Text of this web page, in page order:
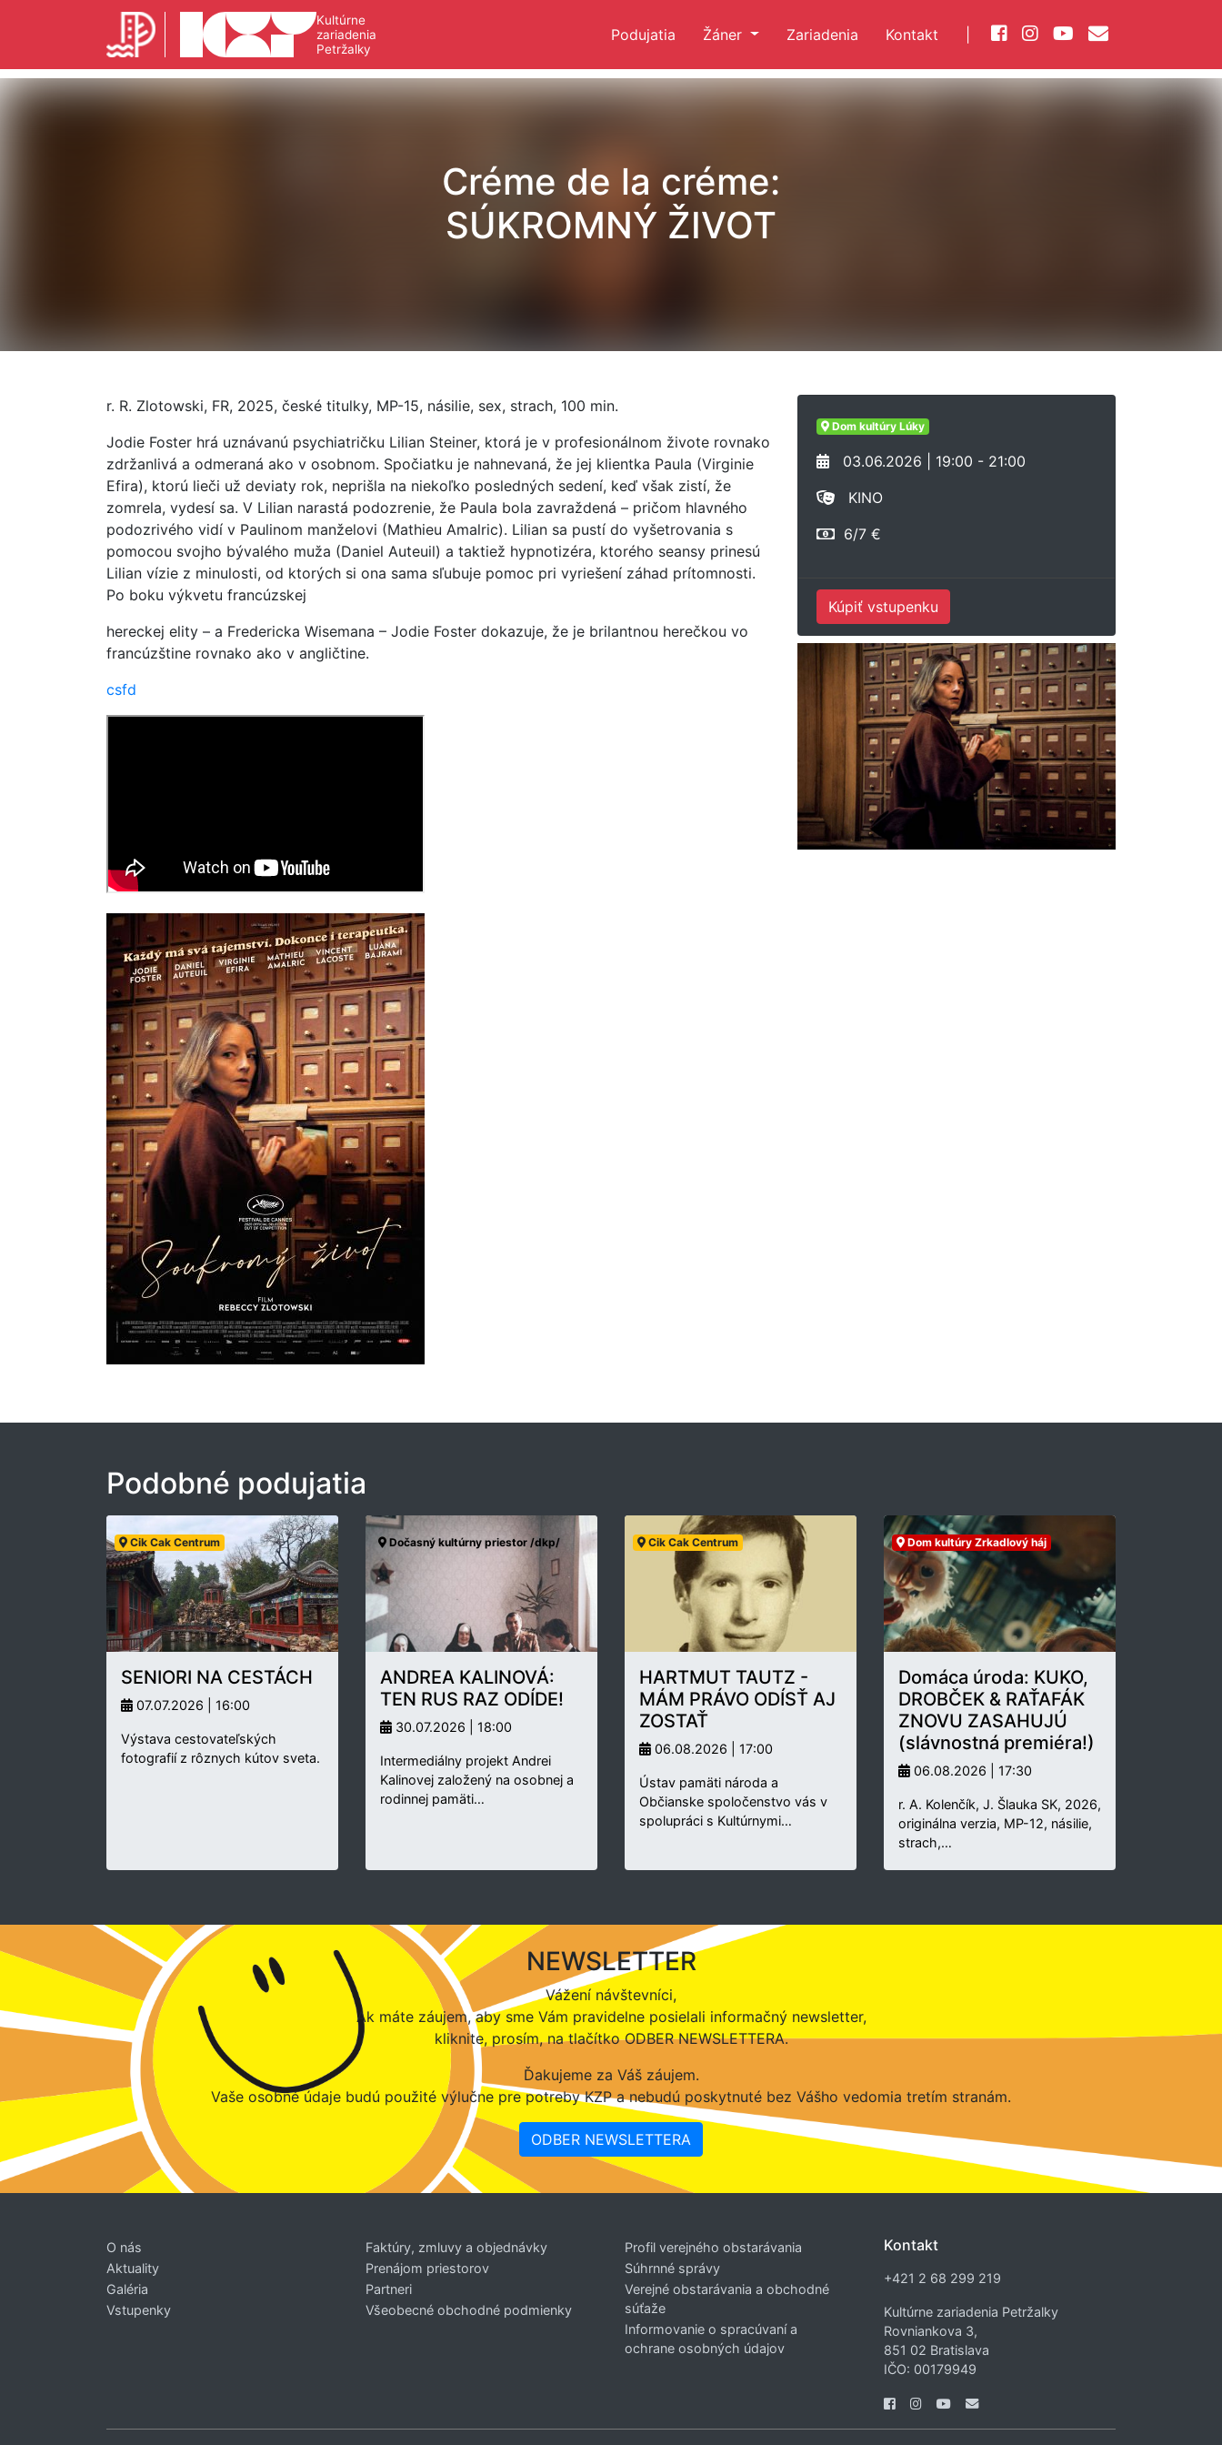
Kultúrne
zariadenia
Petržalky
Podujatia Žáner Zariadenia Kontakt
Créme de la créme:
SÚKROMNÝ ŽIVOT
r. R. Zlotowski, FR, 2025, české titulky, MP-15, násilie, sex, strach, 100 min.
Jodie Foster hrá uznávanú psychiatričku Lilian Steiner, ktorá je v profesionálnom živote rovnako
zdržanlivá a odmeraná ako v osobnom. Spočiatku je nahnevaná, že jej klientka Paula (Virginie
Efira), ktorú lieči už deviaty rok, neprišla na niekoľko posledných sedení, keď však zistí, že
zomrela, vydesí sa. V Lilian narastá podozrenie, že Paula bola zavraždená – pričom hlavného
podozrivého vidí v Paulinom manželovi (Mathieu Amalric). Lilian sa pustí do vyšetrovania s
pomocou svojho bývalého muža (Daniel Auteuil) a taktiež hypnotizéra, ktorého seansy prinesú
Lilian vízie z minulosti, od ktorých si ona sama sľubuje pomoc pri vyriešení záhad prítomnosti.
Po boku výkvetu francúzskej
hereckej elity – a Fredericka Wisemana – Jodie Foster dokazuje, že je brilantnou herečkou vo
francúzštine rovnako ako v angličtine.
csfd
Dom kultúry Lúky
03.06.2026 | 19:00 - 21:00
KINO
6/7 €
Kúpiť vstupenku
Podobné podujatia
Cik Cak Centrum
SENIORI NA CESTÁCH
07.07.2026 | 16:00
Výstava cestovateľských
fotografií z rôznych kútov sveta.
Dočasný kultúrny priestor /dkp/
ANDREA KALINOVÁ:
TEN RUS RAZ ODÍDE!
30.07.2026 | 18:00
Intermediálny projekt Andrei
Kalinovej založený na osobnej a
rodinnej pamäti…
Cik Cak Centrum
HARTMUT TAUTZ -
MÁM PRÁVO ODÍSŤ AJ
ZOSTAŤ
06.08.2026 | 17:00
Ústav pamäti národa a
Občianske spoločenstvo vás v
spolupráci s Kultúrnymi…
Dom kultúry Zrkadlový háj
Domáca úroda: KUKO,
DROBČEK & RAŤAFÁK
ZNOVU ZASAHUJÚ
(slávnostná premiéra!)
06.08.2026 | 17:30
r. A. Kolenčík, J. Šlauka SK, 2026,
originálna verzia, MP-12, násilie,
strach,…
NEWSLETTER
Vážení návštevníci,
Ak máte záujem, aby sme Vám pravidelne posielali informačný newsletter,
kliknite, prosím, na tlačítko ODBER NEWSLETTERA.
Ďakujeme za Váš záujem.
Vaše osobné údaje budú použité výlučne pre potreby KZP a nebudú poskytnuté bez Vášho vedomia tretím stranám.
ODBER NEWSLETTERA
O nás
Aktuality
Galéria
Vstupenky
Faktúry, zmluvy a objednávky
Prenájom priestorov
Partneri
Všeobecné obchodné podmienky
Profil verejného obstarávania
Súhrnné správy
Verejné obstarávania a obchodné
súťaže
Informovanie o spracúvaní a
ochrane osobných údajov
Kontakt
+421 2 68 299 219
Kultúrne zariadenia Petržalky
Rovniankova 3,
851 02 Bratislava
IČO: 00179949